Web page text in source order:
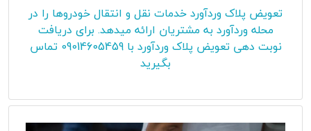
تعویض پلاک وردآورد خدمات نقل و انتقال خودروها را در
محله وردآورد به مشتریان ارائه میدهد. برای دریافت
نوبت دهی تعویض پلاک وردآورد با 09014605459 تماس
بگیرید